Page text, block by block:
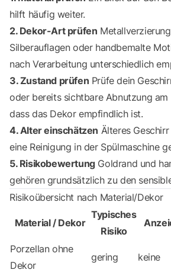
hilft häufig weiter.
2. Dekor-Art prüfen
Silberauflagen oder handbemalte
nach Verarbeitung unterschiedlich
3. Zustand prüfen Prüfe dein
oder bereits sichtbare Abnutzung am
dass das Dekor empfindlich ist.
4. Alter einschätzen Älteres
eine Reinigung in der Spülmaschine
5. RisikobewertungGoldrand und
gehören grundsätzlich zu den
Risikoübersicht nach Material/Dekor
Material / Dekor
Typisches
Risiko
Porzellan ohne
Dekor
gering keine